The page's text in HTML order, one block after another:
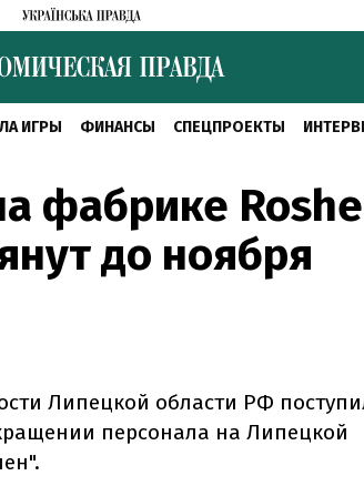
ИГРЫ ФИНАНСЫ СПЕЦПРОЕКТЫ
фабрике
до ноября
Липецкой области РФ
персонала на Липецкой